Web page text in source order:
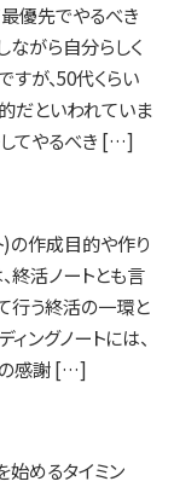
優先でやるべき
ながら自分らしく
が、50代くらい
だといわれていま
してやるべき […]
)の作成目的や作り
終活ノートとも言
行う終活の一環と
ングノートには、
の感謝 […]
始めるタイミン